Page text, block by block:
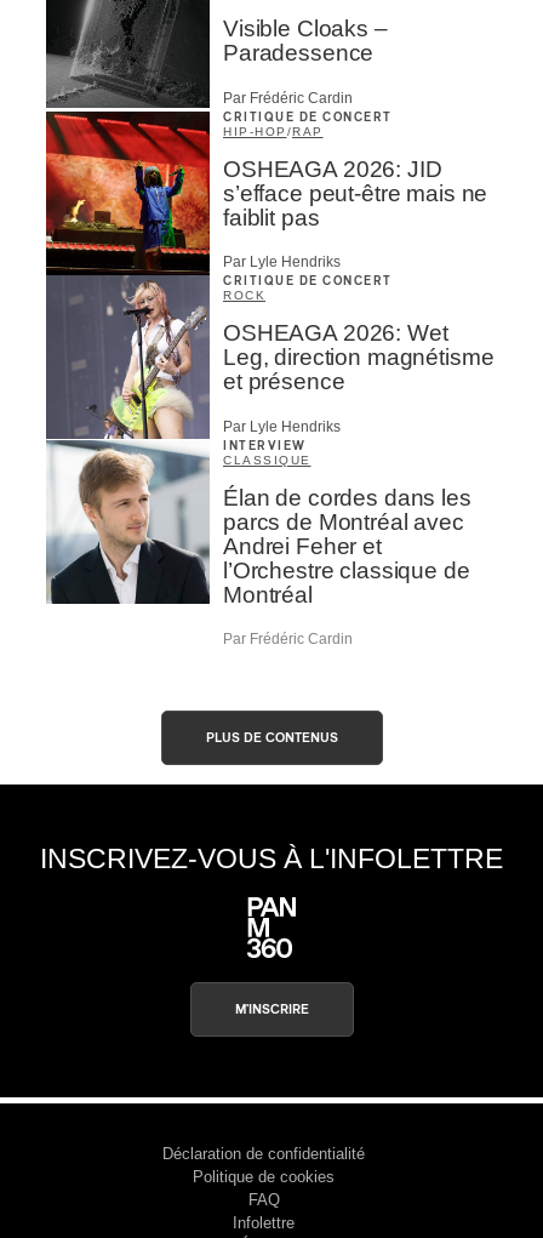
Visible Cloaks –
Paradessence
Par Frédéric Cardin
CRITIQUE DE CONCERT
HIP-HOP /RAP
OSHEAGA 2026: JID
s’efface peut-être mais ne
faiblit pas
Par Lyle Hendriks
CRITIQUE DE CONCERT
ROCK
OSHEAGA 2026: Wet
Leg, direction magnétisme
et présence
Par Lyle Hendriks
INTERVIEW
CLASSIQUE
Élan de cordes dans les
parcs de Montréal avec
Andrei Feher et
l’Orchestre classique de
Montréal
Par Frédéric Cardin
PLUS DE CONTENUS
INSCRIVEZ-VOUS À L'INFOLETTRE
M'INSCRIRE
Déclaration de confidentialité
Politique de cookies
FAQ
Infolettre